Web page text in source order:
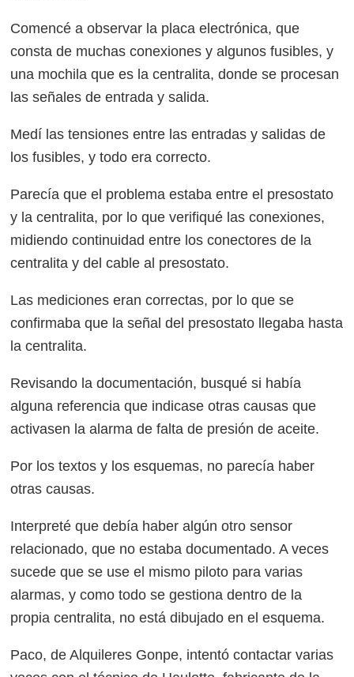
Comencé a observar la placa electrónica, que
consta de muchas conexiones y algunos fusibles, y
una mochila que es la centralita, donde se procesan
las señales de entrada y salida.
Medí las tensiones entre las entradas y salidas de
los fusibles, y todo era correcto.
Parecía que el problema estaba entre el presostato
y la centralita, por lo que verifiqué las conexiones,
midiendo continuidad entre los conectores de la
centralita y del cable al presostato.
Las mediciones eran correctas, por lo que se
confirmaba que la señal del presostato llegaba hasta
la centralita.
Revisando la documentación, busqué si había
alguna referencia que indicase otras causas que
activasen la alarma de falta de presión de aceite.
Por los textos y los esquemas, no parecía haber
otras causas.
Interpreté que debía haber algún otro sensor
relacionado, que no estaba documentado. A veces
sucede que se use el mismo piloto para varias
alarmas, y como todo se gestiona dentro de la
propia centralita, no está dibujado en el esquema.
Paco, de Alquileres Gonpe, intentó contactar varias